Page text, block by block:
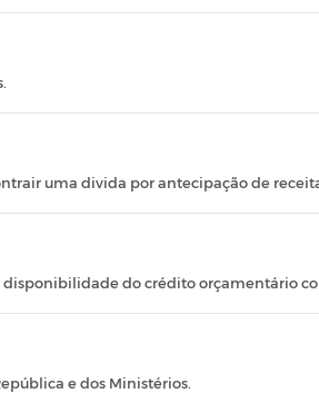
uma divida por antecipação de
do crédito orçamentário
e dos Ministérios.